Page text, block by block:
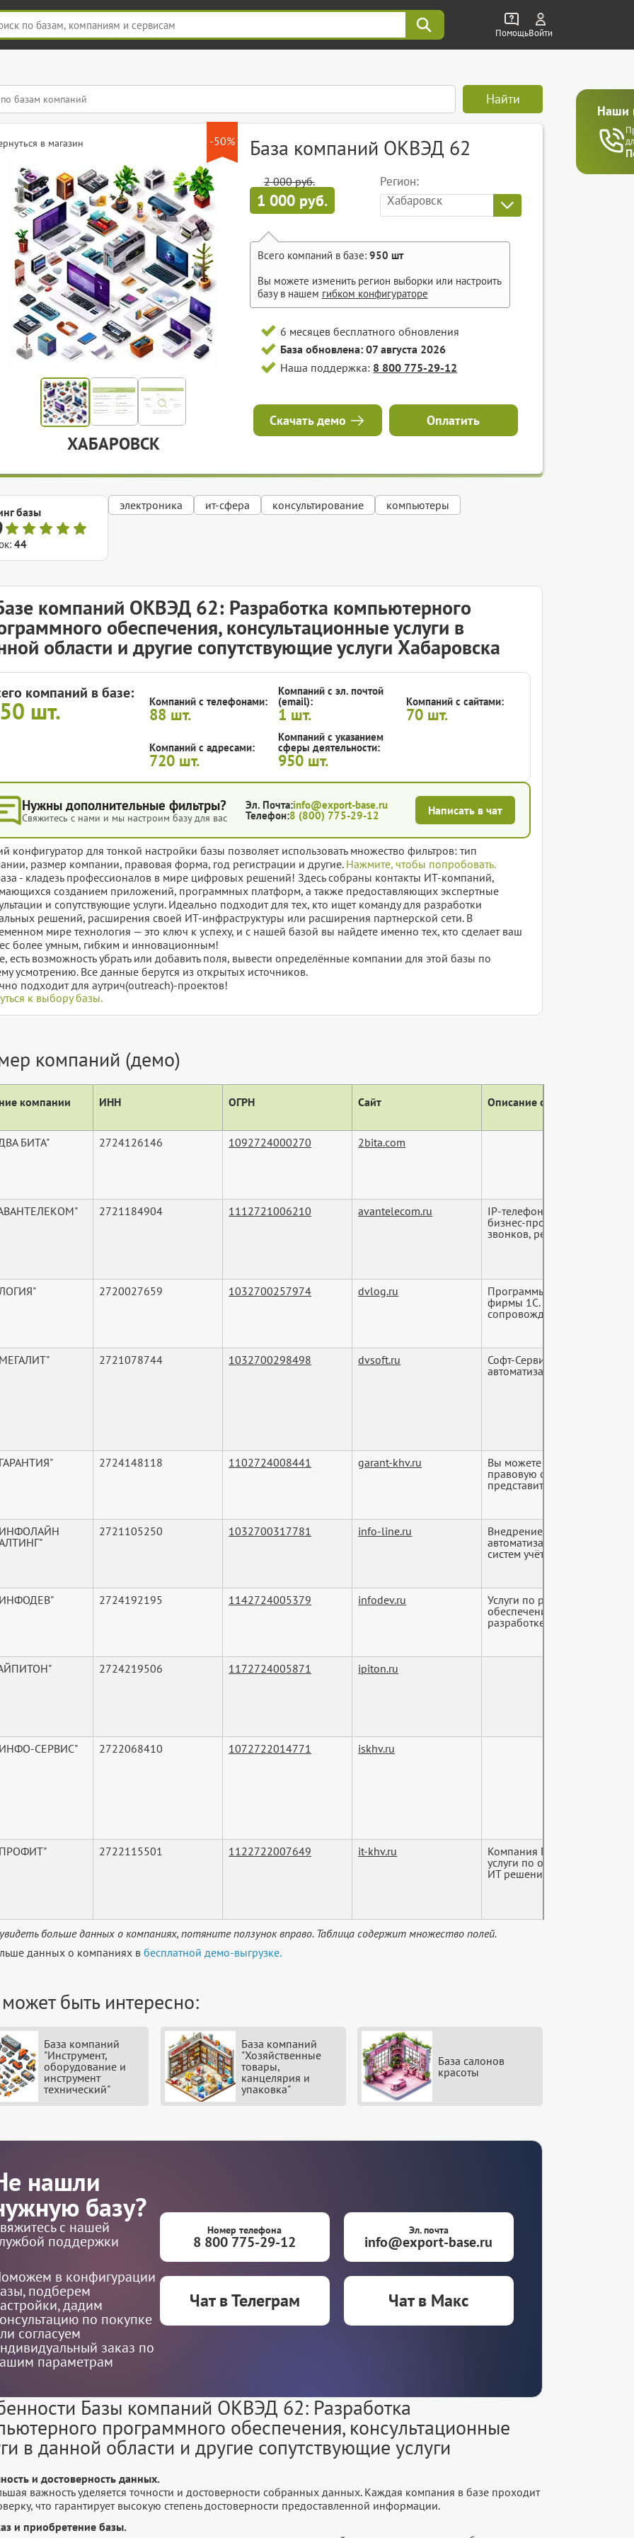
ПомощьВойти
Наши
Найти
-50%
в магазин
ХАБАРОВСК
База компаний ОКВЭД 62
2 000 руб.
1 000 руб.
Регион:
Хабаровск
Всего компаний в базе: 950 шт
Вы можете изменить регион выборки или настроить
базу в нашем гибком конфигураторе
6 месяцев бесплатного обновления
База обновлена: 07 августа 2026
Наша поддержка: 8 800 775-29-12
Скачать демо Оплатить
базы
44
электроника ит-сфера консультирование компьютеры
компаний ОКВЭД 62: Разработка компьютерного
обеспечения, консультационные услуги в
области и другие сопутствующие услуги Хабаровска
компаний в базе:
шт. Компаний с телефонами:
88 шт.
Компаний с эл. почтой
(email):
1 шт.
Компаний с сайтами:
70 шт.
Компаний с адресами:
720 шт.
Компаний с указанием
сферы деятельности:
950 шт.
Нужны дополнительные фильтры?
Свяжитесь с нами и мы настроим базу для вас
Эл. Почта:info@export-base.ru
Телефон:8 (800) 775-29-12 Написать в чат
конфигуратор для тонкой настройки базы позволяет использовать множество фильтров: тип
размер компании, правовая форма, год регистрации и другие. Нажмите, чтобы попробовать.
- кладезь профессионалов в мире цифровых решений! Здесь собраны контакты ИТ-компаний,
созданием приложений, программных платформ, а также предоставляющих экспертные
и сопутствующие услуги. Идеально подходит для тех, кто ищет команду для разработки
решений, расширения своей ИТ-инфраструктуры или расширения партнерской сети. В
мире технология — это ключ к успеху, и с нашей базой вы найдете именно тех, кто сделает ваш
более умным, гибким и инновационным!
есть возможность убрать или добавить поля, вывести определённые компании для этой базы по
усмотрению. Все данные берутся из открытых источников.
подходит для аутрич(outreach)-проектов!
к выбору базы.
компаний (демо)
компании ИНН ОГРН Сайт Описание сайта (тег
БИТА" 2724126146 1092724000270 2bita.com
2721184904 1112721006210 avantelecom.ru
IP-телефония enterprise-
бизнес-процессов,
звонков, реч...
2720027659 1032700257974 dvlog.ru
Программы 1С от
фирмы 1С. Настройка и
сопровождение 1С. Опыт ...
2721078744 1032700298498 dvsoft.ru
Софт-Сервис Амур
автоматизация
2724148118 1102724008441 garant-khv.ru
Вы можете приобрести
правовую систему ГАРАНТ
представителя Гаранта ...
2721105250 1032700317781 info-line.ru
Внедрение и
автоматизация бизнеса,
систем учёта,...
2724192195 1142724005379 infodev.ru
Услуги по разработке и
обеспечению
разработке м...
2724219506 1172724005871 ipiton.ru
СЕРВИС" 2722068410 1072722014771 iskhv.ru
2722115501 1122722007649 it-khv.ru
Компания ПрофИТ
услуги по обслуживанию,
ИТ решений в ...
больше данных о компаниях, потяните ползунок вправо. Таблица содержит множество полей.
данных о компаниях вбесплатной демо-выгрузке.
быть интересно:
База компаний
"Инструмент,
оборудование и
инструмент
технический"
База компаний
"Хозяйственные
товары,
канцелярия и
упаковка"
База салонов
красоты
нашли
базу?
с нашей
поддержки
в конфигурации
подберем
дадим
по покупке
согласуем
заказ по
параметрам
Номер телефона
8 800 775-29-12
Эл. почта
info@export-base.ru
Чат в Телеграм Чат в Макс
Базы компаний ОКВЭД 62: Разработка
программного обеспечения, консультационные
в данной области и другие сопутствующие услуги
и достоверность данных.
важность уделяется точности и достоверности собранных данных. Каждая компания в базе проходит
что гарантирует высокую степень достоверности предоставленной информации.
и приобретение базы.